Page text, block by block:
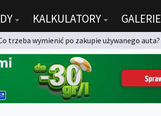
KALKULATORY GALERIE
trzeba wymienić po zakupie używanego auta?